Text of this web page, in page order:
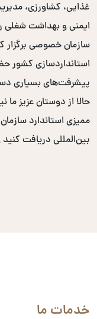
غذایی، کشاورزی،
ایمنی و بهداشت شغلی
استانداردسازی کشور
پیشرفت‌های بسیاری
حالا از دوستان عزیز ما
ممیزی استاندارد
بین‌المللی دریافت
خدمات ما